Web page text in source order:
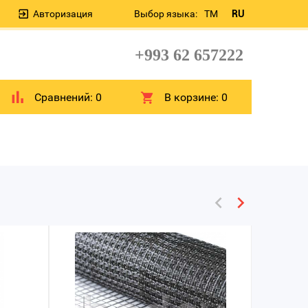
Выбор языка: TM RU
Авторизация
+993 62 657222
Сравнений: 0 В корзине:0